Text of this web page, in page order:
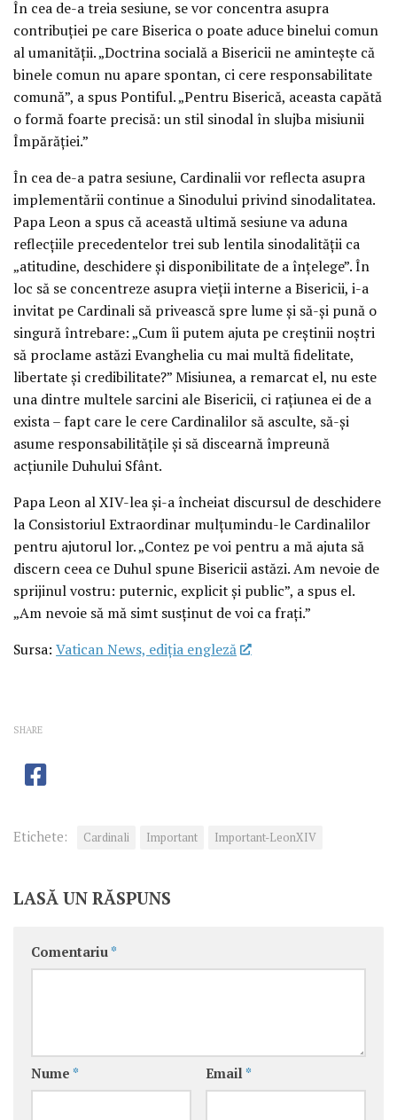
În cea de-a treia sesiune, se vor concentra asupra
contribuției pe care Biserica o poate aduce binelui comun
al umanității. „Doctrina socială a Bisericii ne amintește că
binele comun nu apare spontan, ci cere responsabilitate
comună”, a spus Pontiful. „Pentru Biserică, aceasta capătă
o formă foarte precisă: un stil sinodal în slujba misiunii
Împărăției.”
În cea de-a patra sesiune, Cardinalii vor reflecta asupra
implementării continue a Sinodului privind sinodalitatea.
Papa Leon a spus că această ultimă sesiune va aduna
reflecțiile precedentelor trei sub lentila sinodalității ca
„atitudine, deschidere și disponibilitate de a înțelege”. În
loc să se concentreze asupra vieții interne a Bisericii, i-a
invitat pe Cardinali să privească spre lume și să-și pună o
singură întrebare: „Cum îi putem ajuta pe creștinii noștri
să proclame astăzi Evanghelia cu mai multă fidelitate,
libertate și credibilitate?” Misiunea, a remarcat el, nu este
una dintre multele sarcini ale Bisericii, ci rațiunea ei de a
exista – fapt care le cere Cardinalilor să asculte, să-și
asume responsabilitățile și să discearnă împreună
acțiunile Duhului Sfânt.
Papa Leon al XIV-lea și-a încheiat discursul de deschidere
la Consistoriul Extraordinar mulțumindu-le Cardinalilor
pentru ajutorul lor. „Contez pe voi pentru a mă ajuta să
discern ceea ce Duhul spune Bisericii astăzi. Am nevoie de
sprijinul vostru: puternic, explicit și public”, a spus el.
„Am nevoie să mă simt susținut de voi ca frați.”
Sursa: Vatican News, ediția engleză
SHARE
Etichete: Cardinali Important Important-LeonXIV
LASĂ UN RĂSPUNS
Comentariu *
Nume * Email *